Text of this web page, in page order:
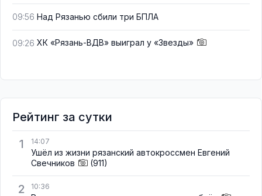
09:56 Над Рязанью сбили три БПЛА
09:26 ХК «Рязань-ВДВ» выиграл у «Звезды»
Рейтинг за сутки
1
14:07
Ушёл из жизни рязанский автокроссмен Евгений
Свечников
(911)
2 10:36